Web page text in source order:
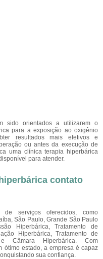
sido orientados a utilizarem o
para a exposição ao oxigênio
resultados mais efetivos e
ou antes da execução de
uma clínica terapia hiperbárica
para atender.
contato
serviços oferecidos, como
São Paulo, Grande São Paulo
Hiperbárica, Tratamento de
Hiperbárica, Tratamento de
e Câmara Hiperbárica. Com
ótimo estado, a empresa é capaz
sua confiança.